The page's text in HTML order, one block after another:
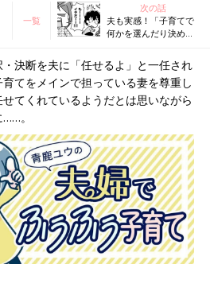
一覧
次の話
夫も実感！「子育てで
何かを選んだり決めた
ちゃ疲れる」『ふうふ
う子育て ＃44』
決断を夫に「任せるよ」と一任され
てをメインで担っている妻を尊重し
てくれているようだとは思いながら
。